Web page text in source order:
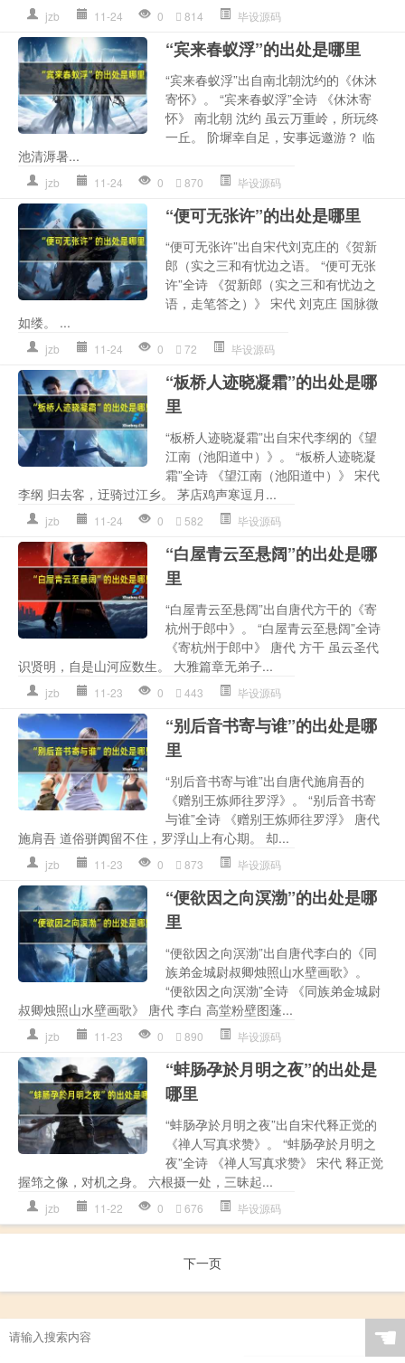
jzb 11-24 0 814 毕设源码
“宾来春蚁浮”的出处是哪里
“宾来春蚁浮”出自南北朝沈约的《休沐
寄怀》。 “宾来春蚁浮”全诗 《休沐寄
怀》 南北朝 沈约 虽云万重岭，所玩终
一丘。 阶墀幸自足，安事远邀游？ 临
池清溽暑...
jzb 11-24 0 870 毕设源码
“便可无张许”的出处是哪里
“便可无张许”出自宋代刘克庄的《贺新
郎（实之三和有忧边之语。 “便可无张
许”全诗 《贺新郎（实之三和有忧边之
语，走笔答之）》 宋代 刘克庄 国脉微
如缕。 ...
jzb 11-24 0 72 毕设源码
“板桥人迹晓凝霜”的出处是哪
里
“板桥人迹晓凝霜”出自宋代李纲的《望
江南（池阳道中）》。 “板桥人迹晓凝
霜”全诗 《望江南（池阳道中）》 宋代
李纲 归去客，迂骑过江乡。 茅店鸡声寒逗月...
jzb 11-24 0 582 毕设源码
“白屋青云至悬阔”的出处是哪
里
“白屋青云至悬阔”出自唐代方干的《寄
杭州于郎中》。 “白屋青云至悬阔”全诗
《寄杭州于郎中》 唐代 方干 虽云圣代
识贤明，自是山河应数生。 大雅篇章无弟子...
jzb 11-23 0 443 毕设源码
“别后音书寄与谁”的出处是哪
里
“别后音书寄与谁”出自唐代施肩吾的
《赠别王炼师往罗浮》。 “别后音书寄
与谁”全诗 《赠别王炼师往罗浮》 唐代
施肩吾 道俗骈阗留不住，罗浮山上有心期。 却...
jzb 11-23 0 873 毕设源码
“便欲因之向溟渤”的出处是哪
里
“便欲因之向溟渤”出自唐代李白的《同
族弟金城尉叔卿烛照山水壁画歌》。
“便欲因之向溟渤”全诗 《同族弟金城尉
叔卿烛照山水壁画歌》 唐代 李白 高堂粉壁图蓬...
jzb 11-23 0 890 毕设源码
“蚌肠孕於月明之夜”的出处是
哪里
“蚌肠孕於月明之夜”出自宋代释正觉的
《禅人写真求赞》。 “蚌肠孕於月明之
夜”全诗 《禅人写真求赞》 宋代 释正觉
握筇之像，对机之身。 六根摄一处，三昧起...
jzb 11-22 0 676 毕设源码
下一页
☚